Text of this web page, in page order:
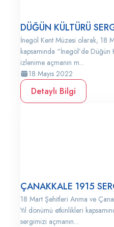
DÜĞÜN KÜLTÜRÜ
İnegöl Kent Müzesi olarak, 18
kapsamında “İnegöl’de
izlenime açmanın m...
18 Mayıs 2022
Detaylı Bilgi
ÇANAKKALE 1915
18 Mart Şehitleri Anma ve
Yıl dönümü etkinlikleri
sergimizi açmanın...